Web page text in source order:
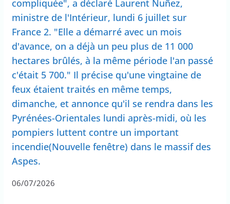
compliquée", a déclaré Laurent Nuñez,
ministre de l'Intérieur, lundi 6 juillet sur
France 2. "Elle a démarré avec un mois
d'avance, on a déjà un peu plus de 11 000
hectares brûlés, à la même période l'an passé
c'était 5 700." Il précise qu'une vingtaine de
feux étaient traités en même temps,
dimanche, et annonce qu'il se rendra dans les
Pyrénées-Orientales lundi après-midi, où les
pompiers luttent contre un important
incendie(Nouvelle fenêtre) dans le massif des
Aspes.
06/07/2026